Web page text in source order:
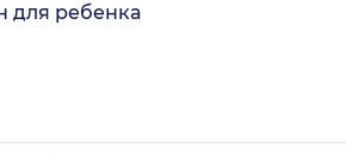
для ребенка